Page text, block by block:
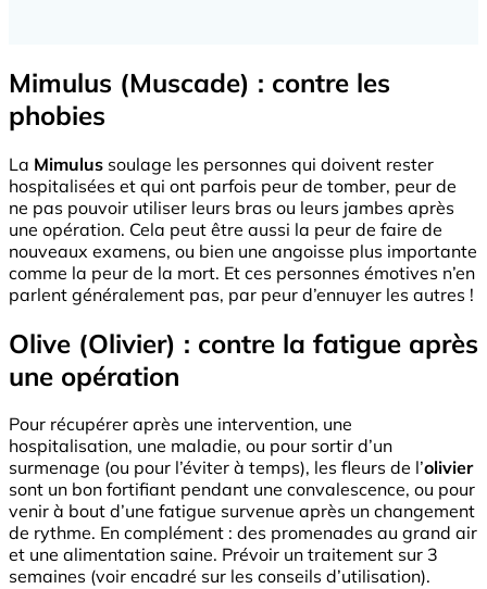
Mimulus (Muscade) : contre les
phobies
La Mimulus soulage les personnes qui doivent rester
hospitalisées et qui ont parfois peur de tomber, peur de
ne pas pouvoir utiliser leurs bras ou leurs jambes après
une opération. Cela peut être aussi la peur de faire de
nouveaux examens, ou bien une angoisse plus importante
comme la peur de la mort. Et ces personnes émotives n’en
parlent généralement pas, par peur d’ennuyer les autres !
Olive (Olivier) : contre la fatigue après
une opération
Pour récupérer après une intervention, une
hospitalisation, une maladie, ou pour sortir d’un
surmenage (ou pour l’éviter à temps), les fleurs de l’olivier
sont un bon fortifiant pendant une convalescence, ou pour
venir à bout d’une fatigue survenue après un changement
de rythme. En complément : des promenades au grand air
et une alimentation saine. Prévoir un traitement sur 3
semaines (voir encadré sur les conseils d’utilisation).